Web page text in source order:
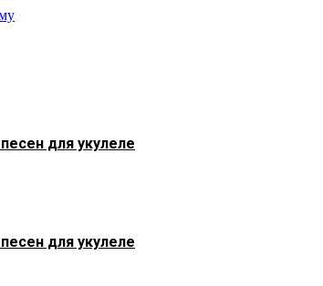
для укулеле
для укулеле